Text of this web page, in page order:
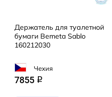
Держатель для туалетной
бумаги Bemeta Sablo
160212030
Чехия
7855 q